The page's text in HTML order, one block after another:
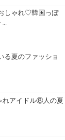
しゃれ♡韓国っぽ
る夏のファッショ
れアイドル⑧人の夏